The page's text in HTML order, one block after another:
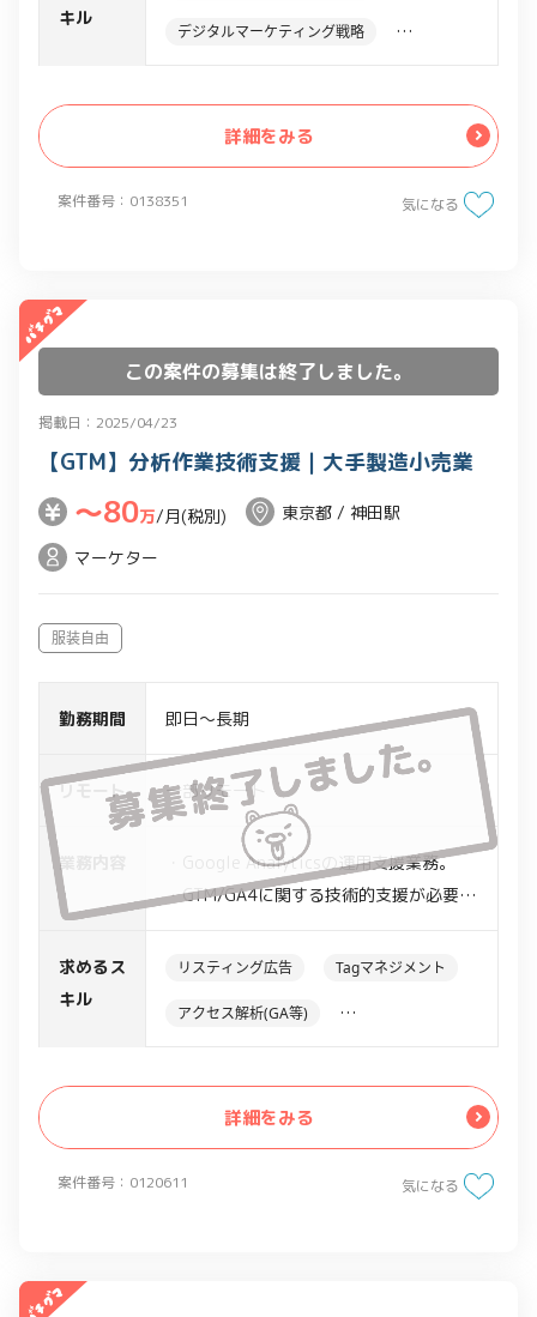
案件番号：0138351
キル
デジタルマーケティング戦略
詳細をみる
気になる
この案件の募集は終了しました。
掲載日：2025/04/23
案件番号：0120611
【GTM】分析作業技術支援｜大手製造小売業
〜80万/月(税別)
東京都 / 神田駅
マーケター
服装自由
勤務期間 即日～長期
リモート 一部リモート
業務内容
・Google Analyticsの運用支援業務。
・GTM/GA4に関する技術的支援が必要な
・タグ、トリガー、変数の関係性、各役
しい記述か判断を頂く。
いての理解をし、UAの各操作を行って頂
・GA4のレポート抽出操作（ディメンシ
ョン・指標の関係性、内容理解、セグメ
求めるス
キル
リスティング広告 Tagマネジメント
アクセス解析(GA等)
Google Analytics
詳細をみる
気になる